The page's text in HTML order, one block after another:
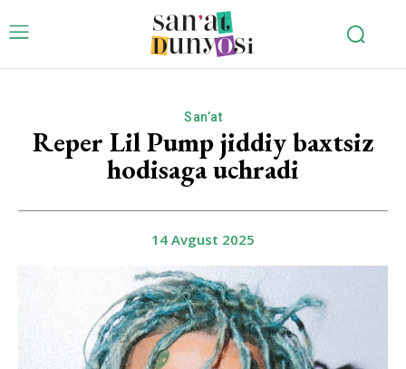
San’at
Reper Lil Pump jiddiy baxtsiz
hodisaga uchradi
14 Avgust 2025